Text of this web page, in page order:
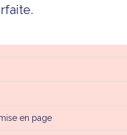
en page